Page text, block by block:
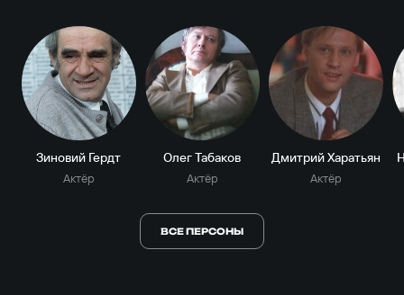
Зиновий Гердт
Актёр
Олег Табаков
Актёр
Дмитрий Харатьян
Актёр
ВСЕ ПЕРСОНЫ